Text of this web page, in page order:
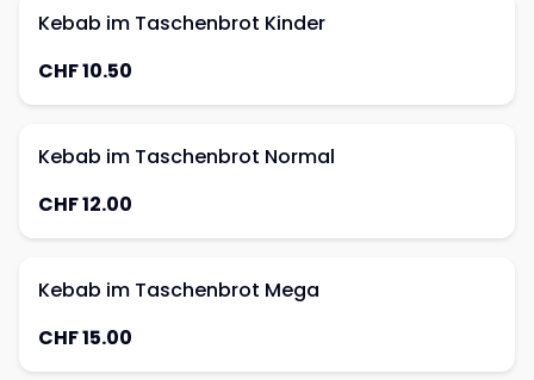
Kebab im Taschenbrot Kinder
CHF 10.50
Kebab im Taschenbrot Normal
CHF 12.00
Kebab im Taschenbrot Mega
CHF 15.00